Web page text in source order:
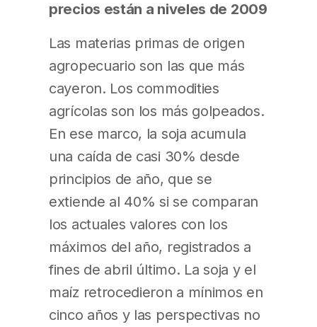
precios están a niveles de 2009
Las materias primas de origen
agropecuario son las que más
cayeron. Los commodities
agrícolas son los más golpeados.
En ese marco, la soja acumula
una caída de casi 30% desde
principios de año, que se
extiende al 40% si se comparan
los actuales valores con los
máximos del año, registrados a
fines de abril último. La soja y el
maíz retrocedieron a mínimos en
cinco años y las perspectivas no